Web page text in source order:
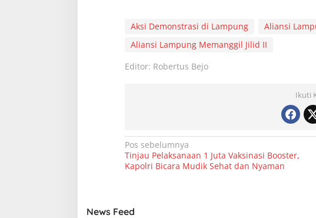
Aksi Demonstrasi di Lampung
Aliansi
Aliansi Lampung Memanggil Jilid II
Editor: Robertus Bejo
Ikuti
N
a
g
Pos sebelumnya
Tinjau Pelaksanaan 1 Juta Vaksinasi Booster,
Kapolri Bicara Mudik Sehat dan Nyaman
News Feed